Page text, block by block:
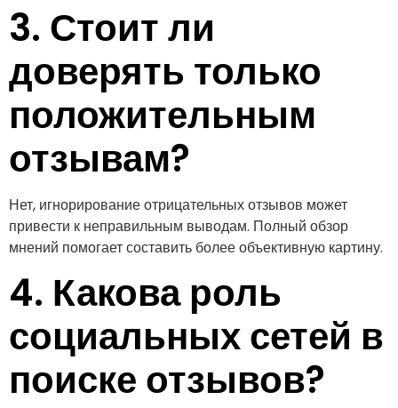
3. Стоит ли
доверять только
положительным
отзывам?
Нет, игнорирование отрицательных отзывов может
привести к неправильным выводам. Полный обзор
мнений помогает составить более объективную картину.
4. Какова роль
социальных сетей в
поиске отзывов?